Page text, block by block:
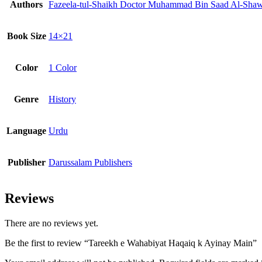
Authors Fazeela-tul-Shaikh Doctor Muhammad Bin Saad Al-
Book Size 14×21
Color 1 Color
Genre History
Language Urdu
Publisher Darussalam Publishers
Reviews
There are no reviews yet.
Be the first to review “Tareekh e Wahabiyat Haqaiq k Ayinay Main”